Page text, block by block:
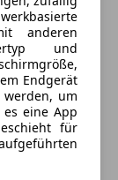
anderen
und
Endgerät
um
eine App
für